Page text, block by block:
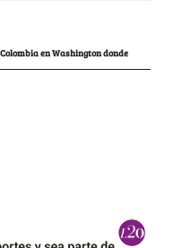
en Washington donde